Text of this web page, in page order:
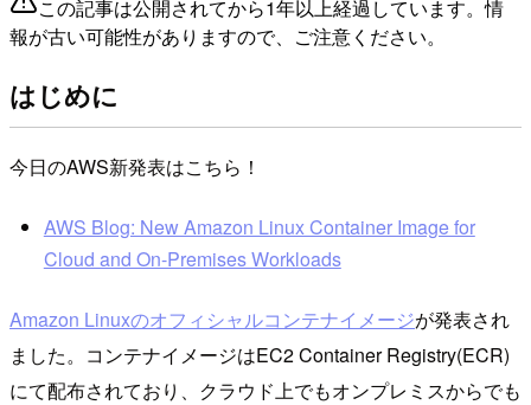
この記事は公開されてから1年以上経過しています。情
報が古い可能性がありますので、ご注意ください。
はじめに
今日のAWS新発表はこちら！
AWS Blog: New Amazon Linux Container Image for
Cloud and On-Premises Workloads
Amazon Linuxのオフィシャルコンテナイメージが発表され
ました。コンテナイメージはEC2 Container Registry(ECR)
にて配布されており、クラウド上でもオンプレミスからでも